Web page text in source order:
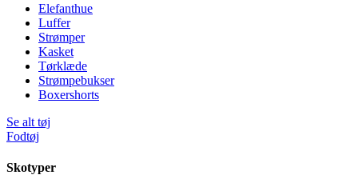
Elefanthue
Luffer
Strømper
Kasket
Tørklæde
Strømpebukser
Boxershorts
Se alt tøj
Fodtøj
Skotyper